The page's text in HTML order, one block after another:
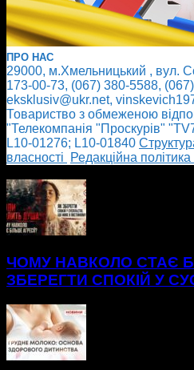
ПРО НАС
29000, м.Хмельницький , вул.
173-00-73, (067) 380-5588,
eksklusiv@ukr.net,
Товариство з обмеженою
"Телекомпанія "Проскурів"
L10-01276; L10-01840
власності
Редакційна політика
ЧОМУ НАВКОЛО СТАЄ
ЗБЕРЕГТИ СПОКІЙ У